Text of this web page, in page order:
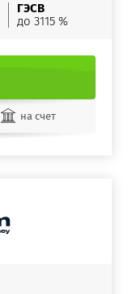
ГЭСВ
до 3115 %
на счет